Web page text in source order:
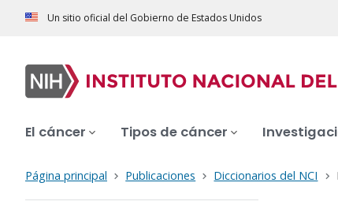
Un sitio oficial del Gobierno de Estados Unidos
El cáncer Tipos de cáncer
Página principal Publicaciones Diccionarios del NCI